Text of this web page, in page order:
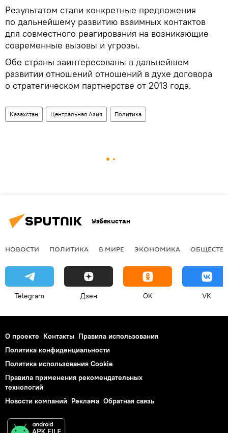
Результатом стали конкретные предложения
по дальнейшему развитию взаимных контактов
для совместного реагирования на возникающие
современные вызовы и угрозы.
Обе страны заинтересованы в дальнейшем
развитии отношений отношений в духе договора
о стратегическом партнерстве от 2013 года.
Казахстан Центральная Азия Политика
Узбекистан
НОВОСТИ ПОЛИТИКА В МИРЕ ЭКОНОМИКА
Telegram Дзен OK VK
О проекте Контакты Правила использования
Политика конфиденциальности
Политика использования Cookie
Правила применения рекомендательных
технологий
Новости компаний Реклама Обратная связь